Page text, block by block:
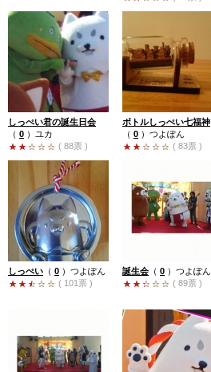
しっぺい君の誕生日会
（ 0 ）
ユカ
( 88票 )
ボトルしっぺい七福神
（ 0 ） つよぽん
( 83票 )
しっぺい （ 0 ） つよぽん
( 101票 )
誕生会 （ 0 ） つよぽん
( 89票 )